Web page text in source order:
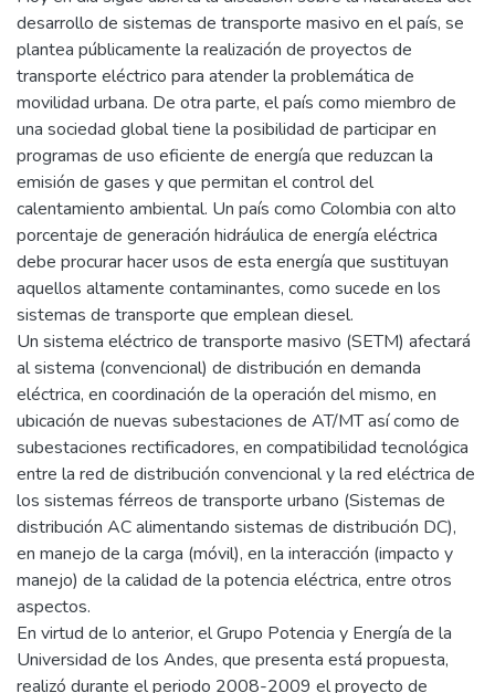
desarrollo de sistemas de transporte masivo en el país, se
plantea públicamente la realización de proyectos de
transporte eléctrico para atender la problemática de
movilidad urbana. De otra parte, el país como miembro de
una sociedad global tiene la posibilidad de participar en
programas de uso eficiente de energía que reduzcan la
emisión de gases y que permitan el control del
calentamiento ambiental. Un país como Colombia con alto
porcentaje de generación hidráulica de energía eléctrica
debe procurar hacer usos de esta energía que sustituyan
aquellos altamente contaminantes, como sucede en los
sistemas de transporte que emplean diesel.
Un sistema eléctrico de transporte masivo (SETM) afectará
al sistema (convencional) de distribución en demanda
eléctrica, en coordinación de la operación del mismo, en
ubicación de nuevas subestaciones de AT/MT así como de
subestaciones rectificadores, en compatibilidad tecnológica
entre la red de distribución convencional y la red eléctrica de
los sistemas férreos de transporte urbano (Sistemas de
distribución AC alimentando sistemas de distribución DC),
en manejo de la carga (móvil), en la interacción (impacto y
manejo) de la calidad de la potencia eléctrica, entre otros
aspectos.
En virtud de lo anterior, el Grupo Potencia y Energía de la
Universidad de los Andes, que presenta está propuesta,
realizó durante el periodo 2008-2009 el proyecto de